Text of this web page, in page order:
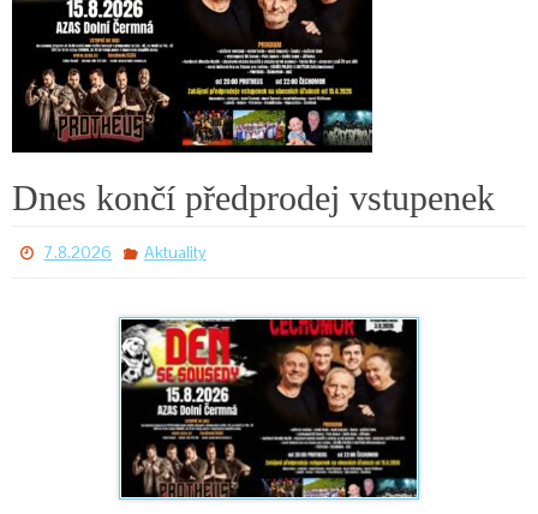
Dnes končí předprodej vstupenek
7.8.2026 Aktuality